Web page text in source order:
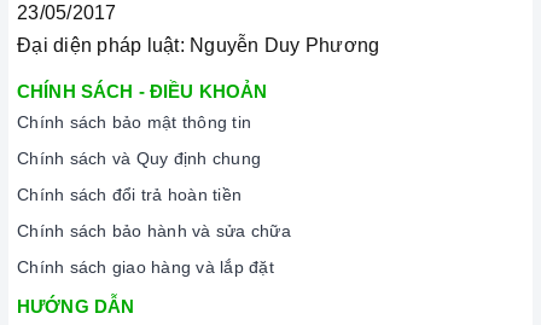
23/05/2017
Đại diện pháp luật: Nguyễn Duy Phương
CHÍNH SÁCH - ĐIỀU KHOẢN
Chính sách bảo mật thông tin
Chính sách và Quy định chung
Chính sách đổi trả hoàn tiền
Chính sách bảo hành và sửa chữa
Chính sách giao hàng và lắp đặt
HƯỚNG DẪN